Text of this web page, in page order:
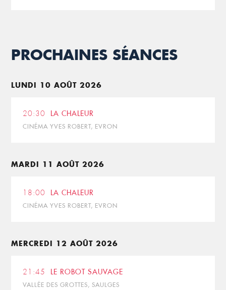
PROCHAINES SÉANCES
LUNDI 10 AOÛT 2026
20:30 LA CHALEUR
CINÉMA YVES ROBERT, EVRON
MARDI 11 AOÛT 2026
18:00 LA CHALEUR
CINÉMA YVES ROBERT, EVRON
MERCREDI 12 AOÛT 2026
21:45 LE ROBOT SAUVAGE
VALLÉE DES GROTTES, SAULGES